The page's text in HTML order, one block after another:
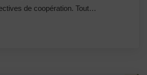
de coopération. Tout…